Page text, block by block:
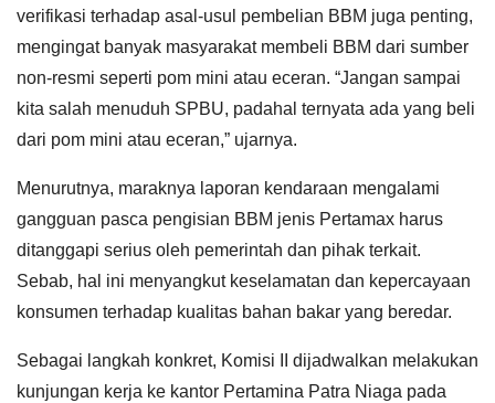
verifikasi terhadap asal-usul pembelian BBM juga penting,
mengingat banyak masyarakat membeli BBM dari sumber
non-resmi seperti pom mini atau eceran. “Jangan sampai
kita salah menuduh SPBU, padahal ternyata ada yang beli
dari pom mini atau eceran,” ujarnya.
Menurutnya, maraknya laporan kendaraan mengalami
gangguan pasca pengisian BBM jenis Pertamax harus
ditanggapi serius oleh pemerintah dan pihak terkait.
Sebab, hal ini menyangkut keselamatan dan kepercayaan
konsumen terhadap kualitas bahan bakar yang beredar.
Sebagai langkah konkret, Komisi II dijadwalkan melakukan
kunjungan kerja ke kantor Pertamina Patra Niaga pada